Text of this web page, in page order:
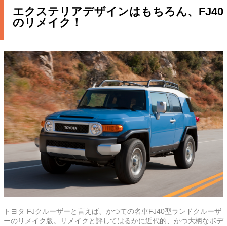
エクステリアデザインはもちろん、FJ40
のリメイク！
トヨタ FJクルーザーと言えば、かつての名車FJ40型ランドクルーザ
ーのリメイク版。リメイクと評してはるかに近代的、かつ大柄なボデ